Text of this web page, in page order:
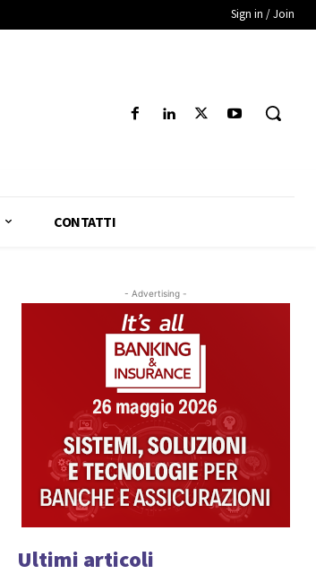
Sign in / Join
CONTATTI
- Advertising -
Ultimi articoli